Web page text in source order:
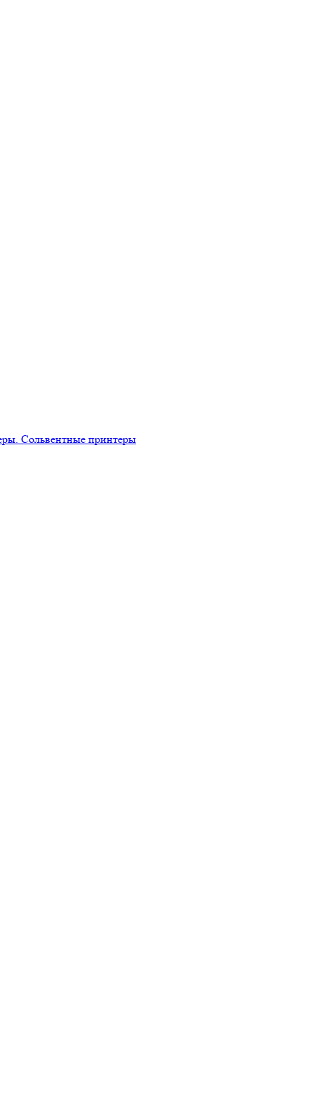
Сольвентные принтеры